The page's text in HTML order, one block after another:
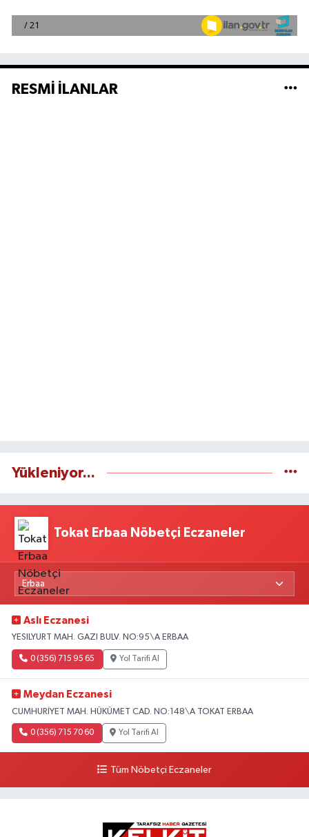
RESMİ İLANLAR
Yükleniyor...
Tokat Erbaa Nöbetçi Eczaneler
Aslı Eczanesi
YESILYURT MAH. GAZI BULV. NO:95\A ERBAA
0 (356) 715 95 65 Yol Tarifi Al
Meydan Eczanesi
CUMHURİYET MAH. HÜKÜMET CAD. NO:148\A TOKAT ERBAA
0 (356) 715 70 60 Yol Tarifi Al
Tüm Nöbetçi Eczaneler